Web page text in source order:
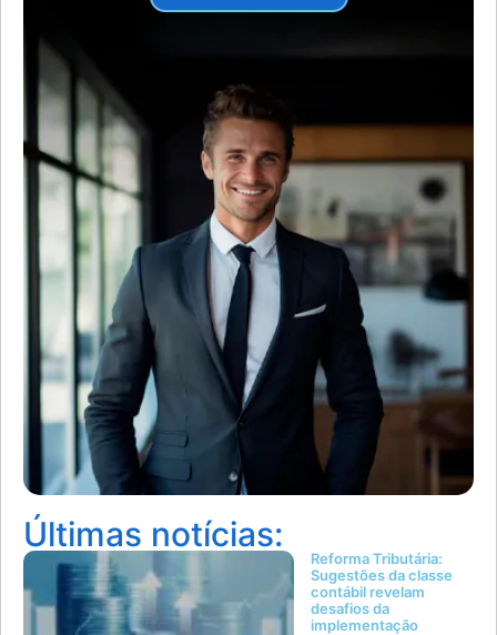
Últimas notícias:
Reforma Tributária:
Sugestões da classe
contábil revelam
desafios da
implementação